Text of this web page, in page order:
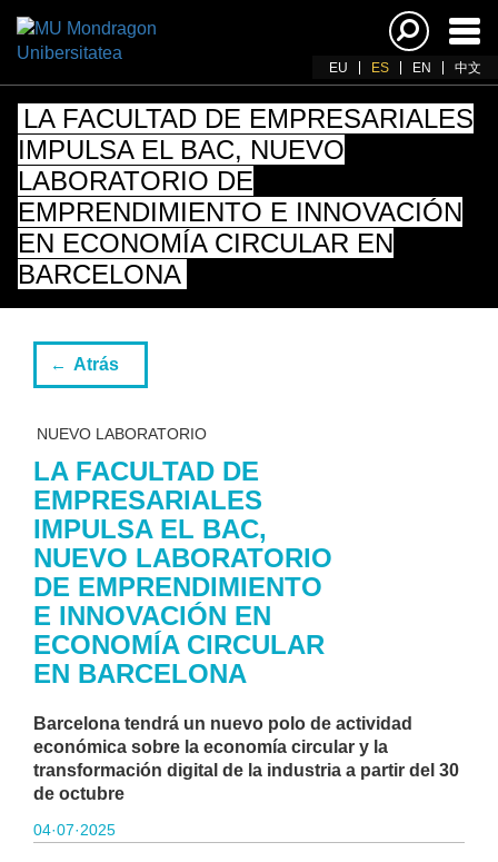
EU ES EN 中文
LA FACULTAD DE EMPRESARIALES
IMPULSA EL BAC, NUEVO
LABORATORIO DE
EMPRENDIMIENTO E INNOVACIÓN
EN ECONOMÍA CIRCULAR EN
BARCELONA
Atrás
NUEVO LABORATORIO
LA FACULTAD DE
EMPRESARIALES
IMPULSA EL BAC,
NUEVO LABORATORIO
DE EMPRENDIMIENTO
E INNOVACIÓN EN
ECONOMÍA CIRCULAR
EN BARCELONA
Barcelona tendrá un nuevo polo de actividad
económica sobre la economía circular y la
transformación digital de la industria a partir del 30
de octubre
04·07·2025